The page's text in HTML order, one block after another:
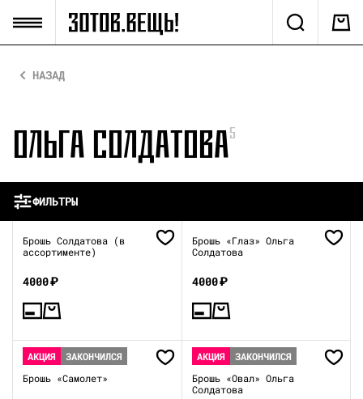
НАЗАД
ОЛЬГА СОЛДАТОВА5
ФИЛЬТРЫ
Брошь Солдатова (в
ассортименте)
4000₽
Брошь «Глаз» Ольга
Солдатова
4000₽
АКЦИЯ
ЗАКОНЧИЛСЯ
Брошь «Самолет»
АКЦИЯ
ЗАКОНЧИЛСЯ
Брошь «Овал» Ольга
Солдатова